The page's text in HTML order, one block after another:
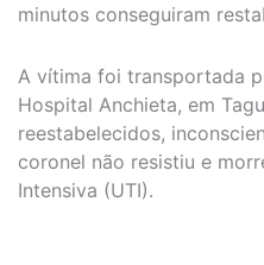
minutos conseguiram
A vítima foi transportada
Hospital Anchieta, em
reestabelecidos,
coronel não resistiu e
Intensiva (UTI).